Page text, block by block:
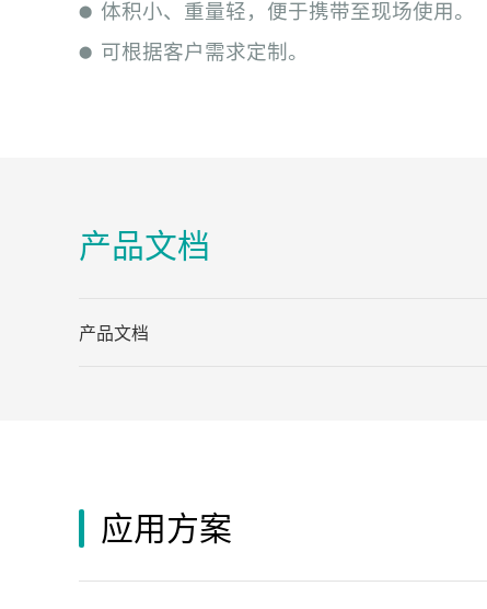
⬤ 体积小、重量轻，便于携带至现场使用。
⬤ 可根据客户需求定制。
产品文档
产品文档
应用方案